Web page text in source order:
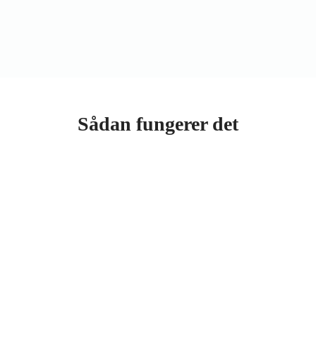
Sådan fungerer det